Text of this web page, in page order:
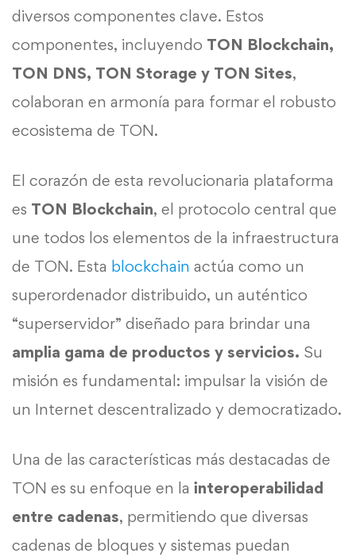
diversos componentes clave. Estos
componentes, incluyendo TON Blockchain,
TON DNS, TON Storage y TON Sites,
colaboran en armonía para formar el robusto
ecosistema de TON.
El corazón de esta revolucionaria plataforma
es TON Blockchain, el protocolo central que
une todos los elementos de la infraestructura
de TON. Esta blockchain actúa como un
superordenador distribuido, un auténtico
“superservidor” diseñado para brindar una
amplia gama de productos y servicios. Su
misión es fundamental: impulsar la visión de
un Internet descentralizado y democratizado.
Una de las características más destacadas de
TON es su enfoque en la interoperabilidad
entre cadenas, permitiendo que diversas
cadenas de bloques y sistemas puedan